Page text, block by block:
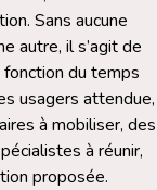
Sans aucune
autre, il s’agit de
du temps
usagers attendue,
à mobiliser, des
à réunir,
proposée.